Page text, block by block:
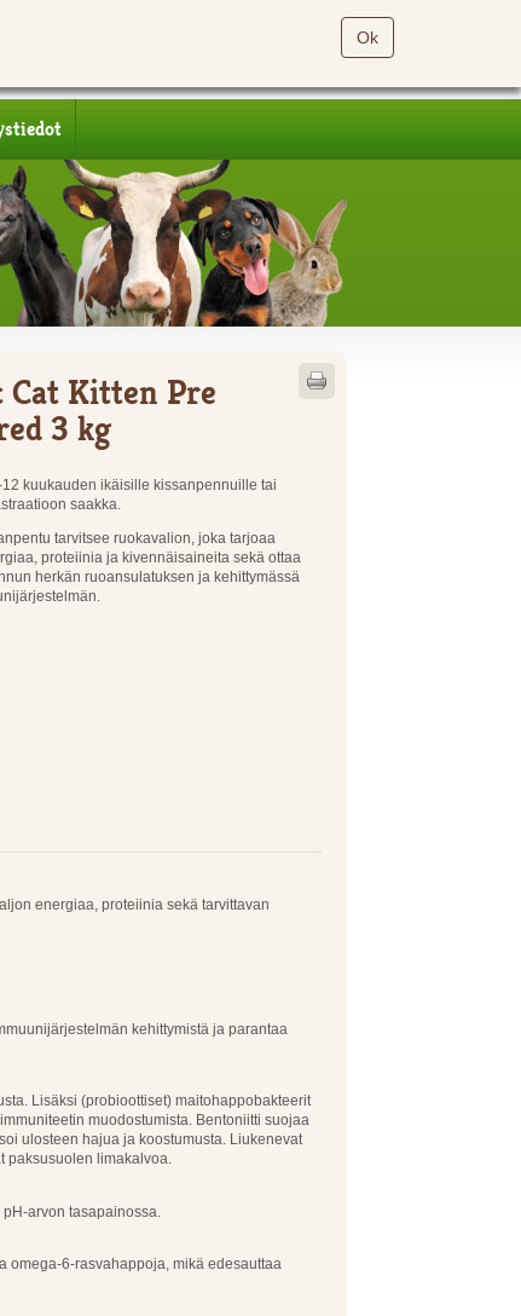
Ok
Cat Kitten Pre
3 kg
12 kuukauden ikäisille kissanpennuille tai
saakka.
tarvitsee ruokavalion, joka tarjoaa
proteiinia ja kivennäisaineita sekä ottaa
herkän ruoansulatuksen ja kehittymässä
energiaa, proteiinia sekä tarvittavan
kehittymistä ja parantaa
Lisäksi (probioottiset) maitohappobakteerit
muodostumista. Bentoniitti suojaa
ulosteen hajua ja koostumusta. Liukenevat
paksusuolen limakalvoa.
arvon tasapainossa.
omega-6-rasvahappoja, mikä edesauttaa